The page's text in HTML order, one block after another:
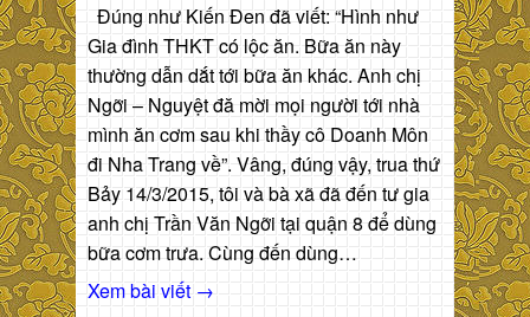
Đúng như Kiến Đen đã viết: “Hình như
Gia đình THKT có lộc ăn. Bữa ăn này
thường dẫn dắt tới bữa ăn khác. Anh chị
Ngỡi – Nguyệt đă mời mọi người tới nhà
mình ăn cơm sau khi thầy cô Doanh Môn
đi Nha Trang về”. Vâng, đúng vậy, trua thứ
Bảy 14/3/2015, tôi và bà xã đã đến tư gia
anh chị Trần Văn Ngỡi tại quận 8 để dùng
bữa cơm trưa. Cùng đến dùng…
Xem bài viết →